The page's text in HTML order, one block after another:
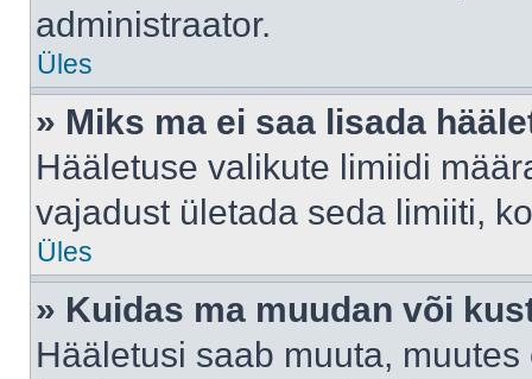
administraator.
Üles
» Miks ma ei saa lisada
Hääletuse valikute limiidi
vajadust ületada seda limiiti,
Üles
» Kuidas ma muudan või
Hääletusi saab muuta,